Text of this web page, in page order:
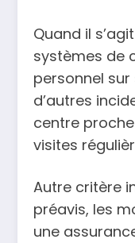
Quand il
systèmes de
personnel
d’autres
centre
visites
Autre critère
préavis, les
une